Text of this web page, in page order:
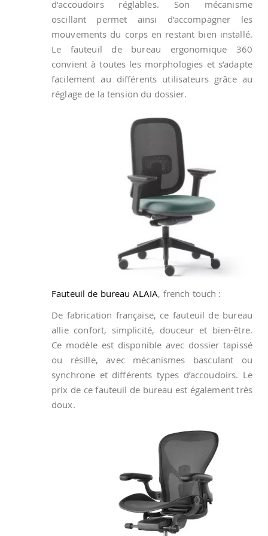
d’accoudoirs réglables. Son mécanisme
oscillant permet ainsi d’accompagner les
mouvements du corps en restant bien installé.
Le fauteuil de bureau ergonomique 360
convient à toutes les morphologies et s’adapte
facilement au différents utilisateurs grâce au
réglage de la tension du dossier.
Fauteuil de bureau ALAIA, french touch :
De fabrication française, ce fauteuil de bureau
allie confort, simplicité, douceur et bien-être.
Ce modèle est disponible avec dossier tapissé
ou résille, avec mécanismes basculant ou
synchrone et différents types d’accoudoirs. Le
prix de ce fauteuil de bureau est également très
doux.